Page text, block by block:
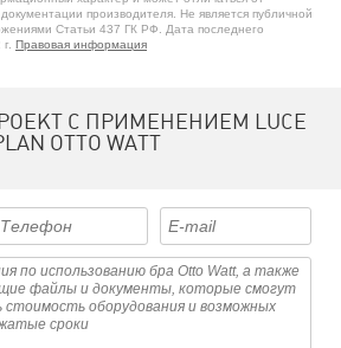
производителя. Не является публичной
Статьи 437 ГК РФ. Дата последнего
Правовая информация
С ПРИМЕНЕНИЕМ LUCE
OTTO WATT